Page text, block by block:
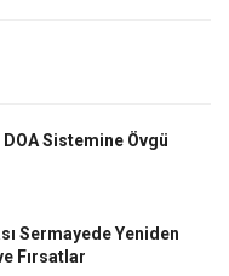
Sistemine Övgü
Sermayede Yeniden
Fırsatlar